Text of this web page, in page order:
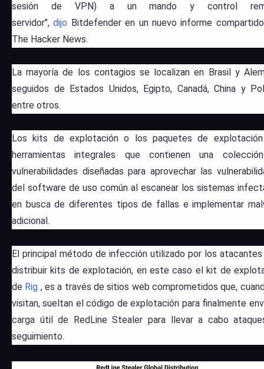
sesión de VPN) a un mando y control
servidor",dijo Bitdefenderen un nuevo informe
The Hacker News.
La mayoría de los contagios se localizan en Brasil y
seguidos de Estados Unidos, Egipto, Canadá, China y
entre otros.
Los kits de explotación o los paquetes de
herramientas integrales que contienen una
vulnerabilidades diseñadas para aprovechar las
del software de uso común al escanear los sistemas
en busca de diferentes tipos de fallas e implementar
adicional.
El principal método de infección utilizado por los atacantes
distribuir kits de explotación, en este caso el kit de
de Rig , es a través de sitios web comprometidos que,
visitan, sueltan el código de explotación para finalmente
carga útil de RedLine Stealer para llevar a cabo
seguimiento.